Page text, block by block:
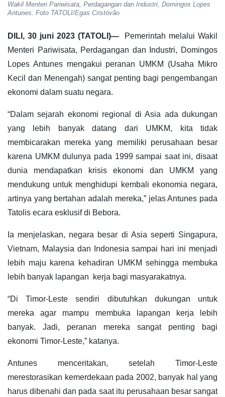
Wakil Menteri Pariwisata, Perdagangan dan Industri, Domingos Lopes
Antunes. Foto TATOLI/Egas Cristóvão
DILI, 30 juni 2023 (TATOLI)—
Pemerintah melalui Wakil
Menteri Pariwisata, Perdagangan dan Industri, Domingos
Lopes Antunes mengakui peranan UMKM (Usaha Mikro
Kecil dan Menengah) sangat penting bagi pengembangan
ekonomi dalam suatu negara.
“Dalam sejarah ekonomi regional di Asia ada dukungan
yang lebih banyak datang dari UMKM, kita tidak
membicarakan mereka yang memiliki perusahaan besar
karena UMKM dulunya pada 1999 sampai saat ini, disaat
dunia mendapatkan krisis ekonomi dan UMKM yang
mendukung untuk menghidupi kembali ekonomia negara,
artinya yang bertahan adalah mereka,” jelas Antunes pada
Tatolis ecara esklusif di Bebora.
Ia menjelaskan, negara besar di Asia seperti Singapura,
Vietnam, Malaysia dan Indonesia sampai hari ini menjadi
lebih maju karena kehadiran UMKM sehingga membuka
lebih banyak lapangan kerja bagi masyarakatnya.
“Di Timor-Leste sendiri dibutuhkan dukungan untuk
mereka agar mampu membuka lapangan kerja lebih
banyak. Jadi, peranan mereka sangat penting bagi
ekonomi Timor-Leste,” katanya.
Antunes menceritakan, setelah Timor-Leste
merestorasikan kemerdekaan pada 2002, banyak hal yang
harus dibenahi dan pada saat itu perusahaan besar sangat